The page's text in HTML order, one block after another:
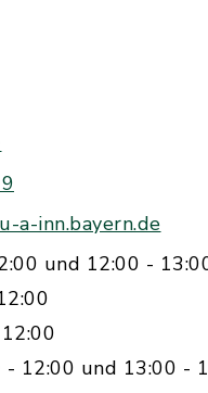
a-inn.bayern.de
und 12:00 -
- 12:00 und 13:00 -